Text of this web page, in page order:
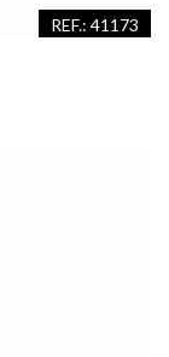
REF.: 41173